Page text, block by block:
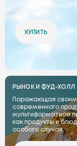
КУПИТЬ
РЫНОК И ФУД-ХОЛЛ
Поражающая своим
современного
мультиформатное
как продукты и
особого случая.